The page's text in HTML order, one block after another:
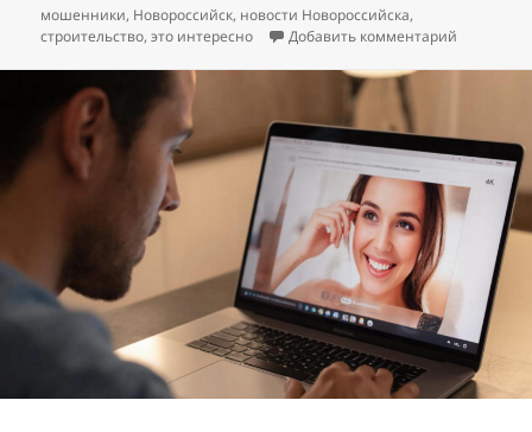
мошенники, Новороссийск, новости Новороссийска,
строительство,это интересно Добавить комментарий